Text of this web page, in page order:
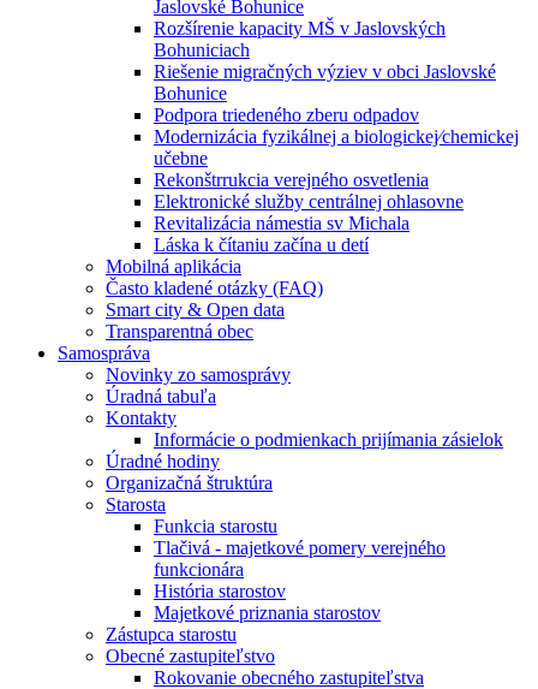
Jaslovské Bohunice
Rozšírenie kapacity MŠ v Jaslovských
Bohuniciach
Riešenie migračných výziev v obci Jaslovské
Bohunice
Podpora triedeného zberu odpadov
Modernizácia fyzikálnej a biologickej⁄chemickej
učebne
Rekonštrrukcia verejného osvetlenia
Elektronické služby centrálnej ohlasovne
Revitalizácia námestia sv Michala
Láska k čítaniu začína u detí
Mobilná aplikácia
Často kladené otázky (FAQ)
Smart city & Open data
Transparentná obec
Samospráva
Novinky zo samosprávy
Úradná tabuľa
Kontakty
Informácie o podmienkach prijímania zásielok
Úradné hodiny
Organizačná štruktúra
Starosta
Funkcia starostu
Tlačivá - majetkové pomery verejného
funkcionára
História starostov
Majetkové priznania starostov
Zástupca starostu
Obecné zastupiteľstvo
Rokovanie obecného zastupiteľstva